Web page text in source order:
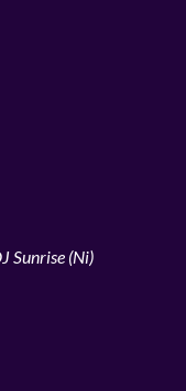
Sunrise (Ni)